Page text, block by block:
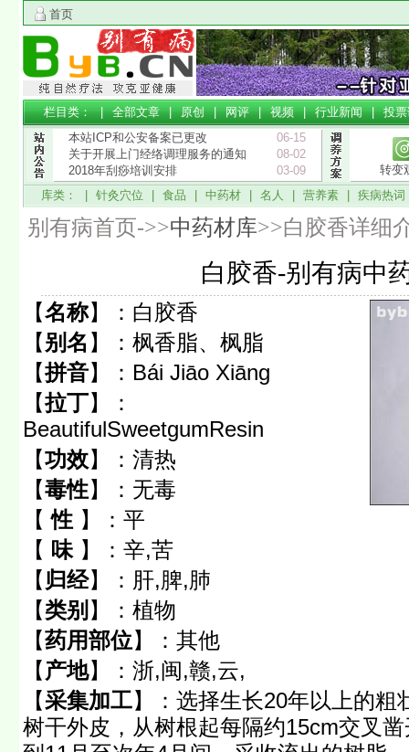
首页
栏目类： |全部文章|原创|网评|视频|行业新闻|投
本站ICP和公安备案已更改
06-15
关于开展上门经络调理服务的通知
08-02
2018年刮痧培训安排
03-09
转变
库类： | 针灸穴位 食品 中药材 名人 营养素 疾病热词
别有病首页->>中药材库>>白胶香详细
白胶香-别有病中
【名称】： 白胶香
【别名 】： 枫香脂、枫脂
【拼音】： Bái Jiāo Xiānɡ
【拉丁】：
BeautifulSweetgumResin
【功效】： 清热
【毒性】： 无毒
【 性 】： 平
【 味 】： 辛,苦
【 归经】： 肝,脾,肺
【类别 】： 植物
【药用部位】： 其他
【 产地】： 浙,闽,赣,云,
【采集加工】： 选择生长20年以上的粗
树干外皮，从树根起每隔约15cm交叉